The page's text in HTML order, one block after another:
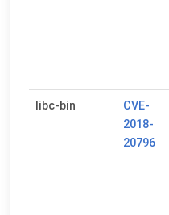
libc-bin
CVE-
2018-
20796